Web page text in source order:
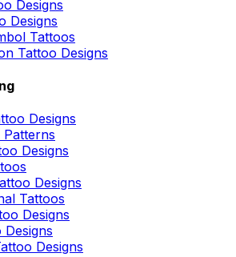
Designs
Designs
Tattoos
Tattoo Designs
Designs
Designs
Designs
Tattoos
Designs
Designs
Designs